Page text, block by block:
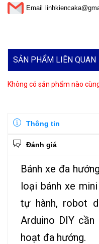
Email
SẢN PHẨM LIÊN QUAN
Không có sản phẩm nào
Thông tin
Đánh giá
Bánh xe đa
loại bánh xe
tự hành, robot
Arduino DIY cần
hoạt đa hướng.